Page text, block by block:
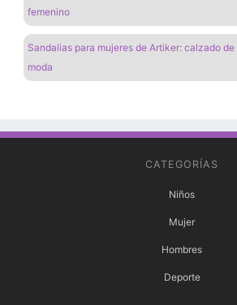
femenino
Sandalias para mujeres de Artiker: calzado
moda
CATEGORÍAS
Niños
Mujer
Hombres
Deporte